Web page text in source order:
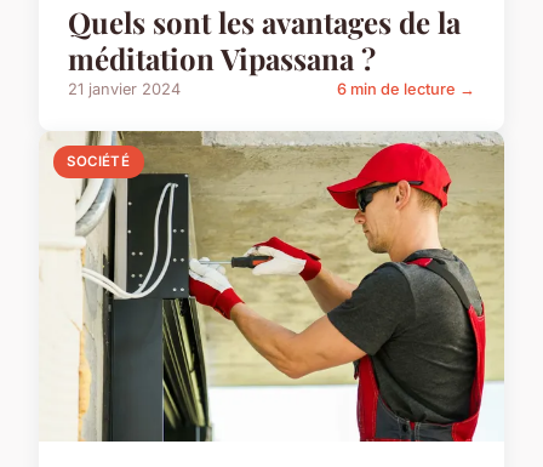
Quels sont les avantages de la
méditation Vipassana ?
21 janvier 2024 6 min de lecture →
SOCIÉTÉ